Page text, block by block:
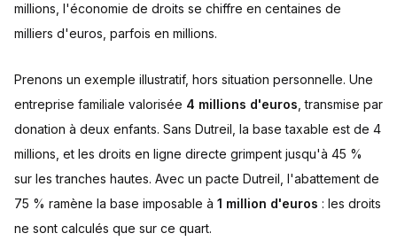
millions, l'économie de droits se chiffre en centaines de
milliers d'euros, parfois en millions.
Prenons un exemple illustratif, hors situation personnelle. Une
entreprise familiale valorisée 4 millions d'euros , transmise par
donation à deux enfants. Sans Dutreil, la base taxable est de 4
millions, et les droits en ligne directe grimpent jusqu'à 45 %
sur les tranches hautes. Avec un pacte Dutreil, l'abattement de
75 % ramène la base imposable à 1 million d'euros : les droits
ne sont calculés que sur ce quart.